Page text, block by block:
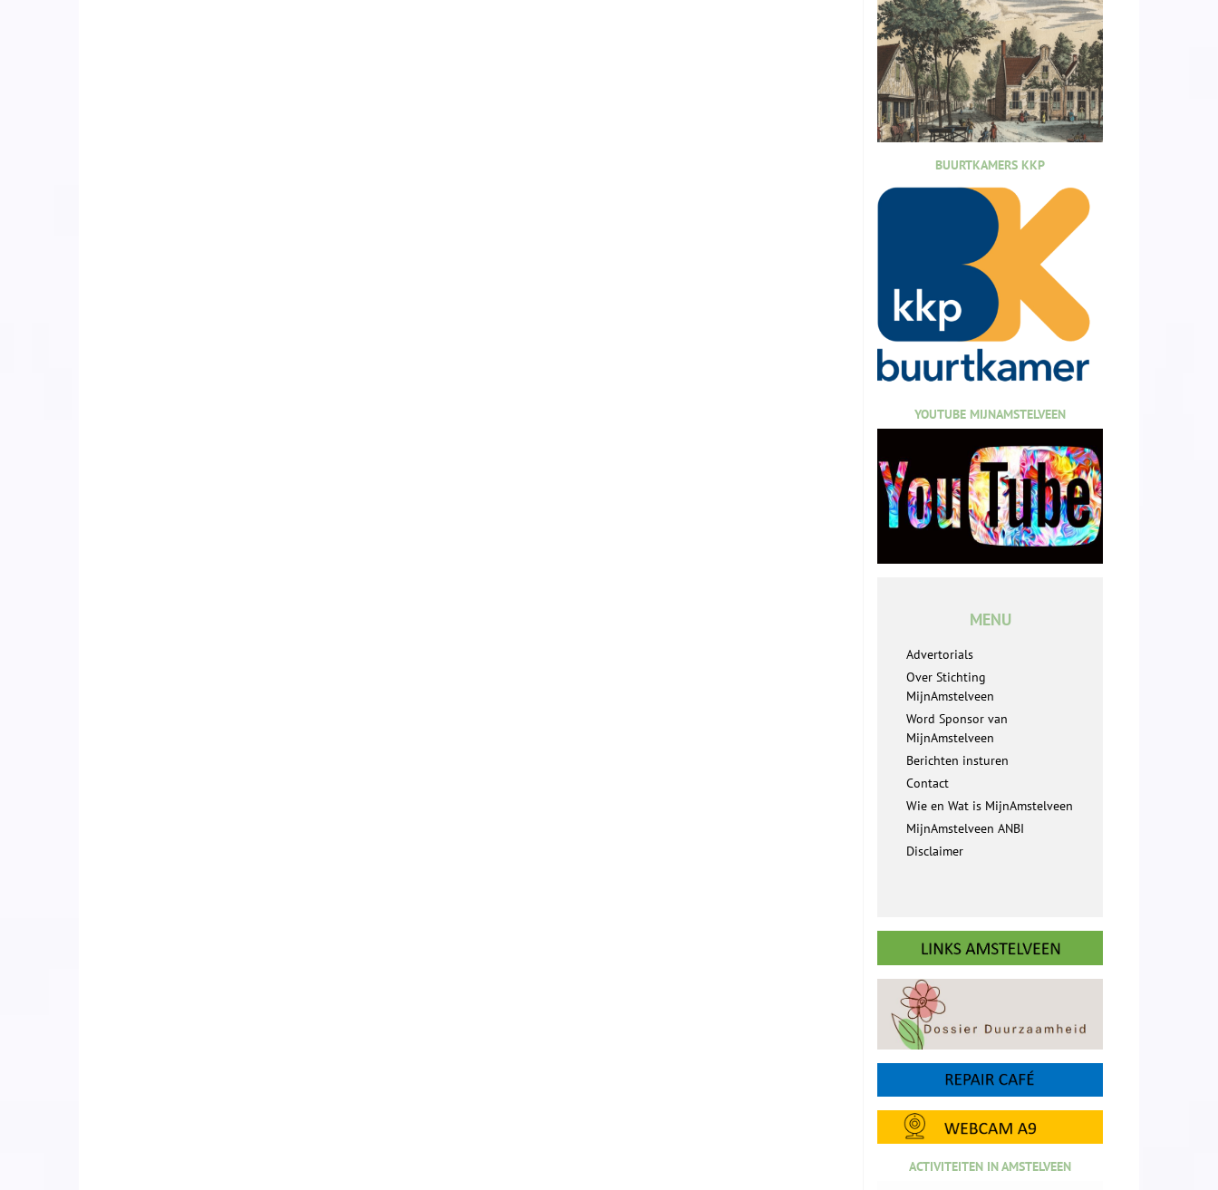
BUURTKAMERS KKP
YOUTUBE MIJNAMSTELVEEN
MENU
Advertorials
Over Stichting
MijnAmstelveen
Word Sponsor van
MijnAmstelveen
Berichten insturen
Contact
Wie en Wat is MijnAmstelveen
MijnAmstelveen ANBI
Disclaimer
ACTIVITEITEN IN AMSTELVEEN